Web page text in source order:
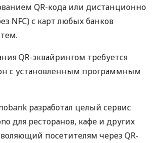
QR-кода или дистанционно
NFC) с карт любых банков
QR-эквайрингом требуется
с установленным программным
разработал целый сервис
для ресторанов, кафе и других
посетителям через QR-